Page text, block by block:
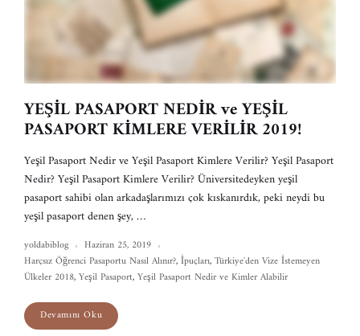
YEŞİL PASAPORT NEDİR ve YEŞİL
PASAPORT KİMLERE VERİLİR 2019!
Yeşil Pasaport Nedir ve Yeşil Pasaport Kimlere Verilir? Yeşil Pasaport
Nedir? Yeşil Pasaport Kimlere Verilir? Üniversitedeyken yeşil
pasaport sahibi olan arkadaşlarımızı çok kıskanırdık, peki neydi bu
yeşil pasaport denen şey, …
yoldabiblog
Haziran 25, 2019
Harçsız Öğrenci Pasaportu Nasıl Alınır?,İpuçları,Türkiye'den Vize İstemeyen
Ülkeler 2018,Yeşil Pasaport,Yeşil Pasaport Nedir ve Kimler Alabilir
Devamını Oku